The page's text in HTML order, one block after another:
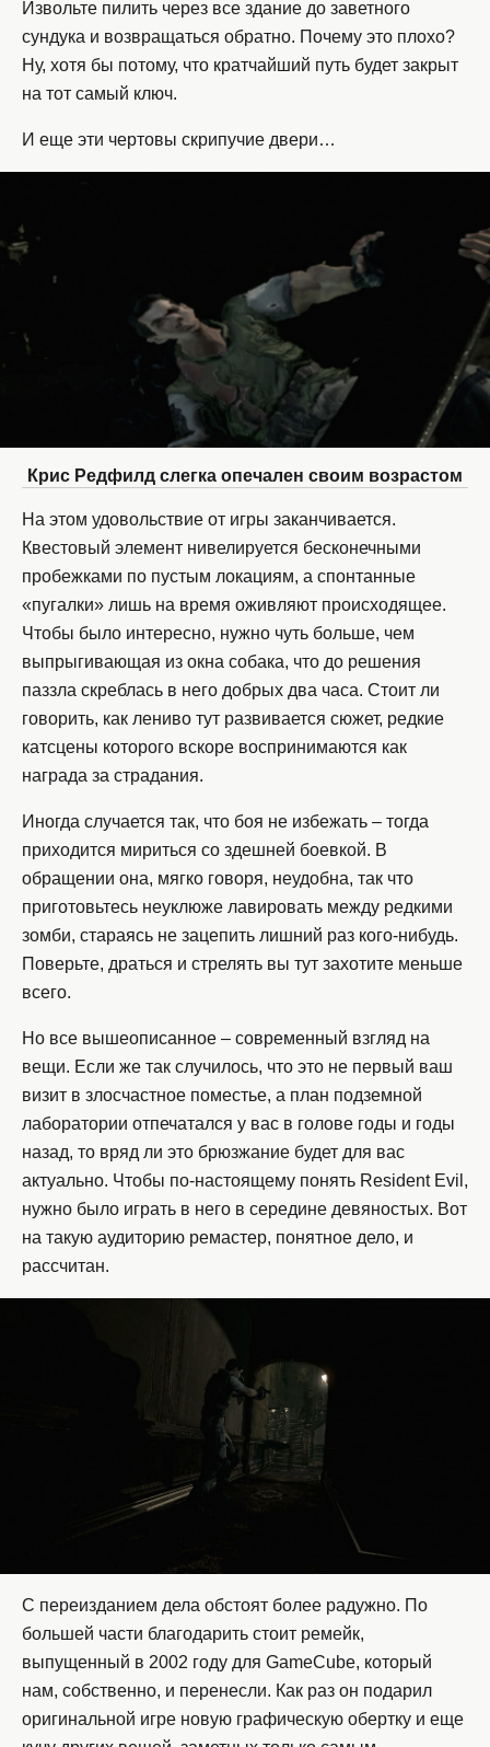
Извольте пилить через все здание до заветного
сундука и возвращаться обратно. Почему это плохо?
Ну, хотя бы потому, что кратчайший путь будет закрыт
на тот самый ключ.
И еще эти чертовы скрипучие двери…
Крис Редфилд слегка опечален своим возрастом
На этом удовольствие от игры заканчивается.
Квестовый элемент нивелируется бесконечными
пробежками по пустым локациям, а спонтанные
«пугалки» лишь на время оживляют происходящее.
Чтобы было интересно, нужно чуть больше, чем
выпрыгивающая из окна собака, что до решения
паззла скреблась в него добрых два часа. Стоит ли
говорить, как лениво тут развивается сюжет, редкие
катсцены которого вскоре воспринимаются как
награда за страдания.
Иногда случается так, что боя не избежать – тогда
приходится мириться со здешней боевкой. В
обращении она, мягко говоря, неудобна, так что
приготовьтесь неуклюже лавировать между редкими
зомби, стараясь не зацепить лишний раз кого-нибудь.
Поверьте, драться и стрелять вы тут захотите меньше
всего.
Но все вышеописанное – современный взгляд на
вещи. Если же так случилось, что это не первый ваш
визит в злосчастное поместье, а план подземной
лаборатории отпечатался у вас в голове годы и годы
назад, то вряд ли это брюзжание будет для вас
актуально. Чтобы по-настоящему понять Resident Evil,
нужно было играть в него в середине девяностых. Вот
на такую аудиторию ремастер, понятное дело, и
рассчитан.
С переизданием дела обстоят более радужно. По
большей части благодарить стоит ремейк,
выпущенный в 2002 году для GameCube, который
нам, собственно, и перенесли. Как раз он подарил
оригинальной игре новую графическую обертку и еще